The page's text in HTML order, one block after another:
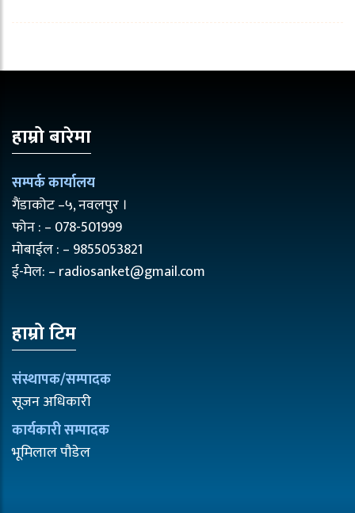
हाम्रो बारेमा
सम्पर्क कार्यालय
गैंडाकोट –५, नवलपुर ।
फोन : – 078-501999
मोबाईल : – 9855053821
ई-मेल: – radiosanket@gmail.com
हाम्रो टिम
संस्थापक/सम्पादक
सूजन अधिकारी
कार्यकारी सम्पादक
भूमिलाल पौडेल